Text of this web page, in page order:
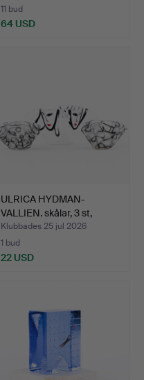
11 bud
64 USD
ULRICA HYDMAN-
VALLIEN. skålar, 3 st,
Kosta…
Klubbades 25 jul 2026
1 bud
22 USD